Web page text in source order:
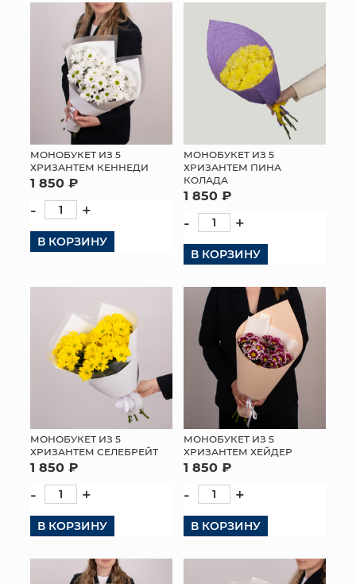
МОНОБУКЕТ ИЗ 5
ХРИЗАНТЕМ КЕННЕДИ
1 850 ₽
- +
В КОРЗИНУ
МОНОБУКЕТ ИЗ 5
ХРИЗАНТЕМ ПИНА
КОЛАДА
1 850 ₽
- +
В КОРЗИНУ
МОНОБУКЕТ ИЗ 5
ХРИЗАНТЕМ СЕЛЕБРЕЙТ
1 850 ₽
- +
В КОРЗИНУ
МОНОБУКЕТ ИЗ 5
ХРИЗАНТЕМ ХЕЙДЕР
1 850 ₽
- +
В КОРЗИНУ